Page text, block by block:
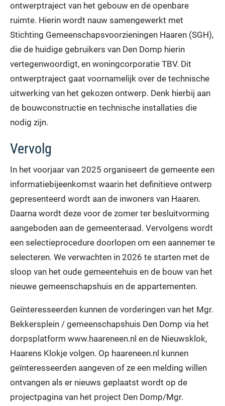
ontwerptraject van het gebouw en de openbare
ruimte. Hierin wordt nauw samengewerkt met
Stichting Gemeenschapsvoorzieningen Haaren (SGH),
die de huidige gebruikers van Den Domp hierin
vertegenwoordigt, en woningcorporatie TBV. Dit
ontwerptraject gaat voornamelijk over de technische
uitwerking van het gekozen ontwerp. Denk hierbij aan
de bouwconstructie en technische installaties die
nodig zijn.
Vervolg
In het voorjaar van 2025 organiseert de gemeente een
informatiebijeenkomst waarin het definitieve ontwerp
gepresenteerd wordt aan de inwoners van Haaren.
Daarna wordt deze voor de zomer ter besluitvorming
aangeboden aan de gemeenteraad. Vervolgens wordt
een selectieprocedure doorlopen om een aannemer te
selecteren. We verwachten in 2026 te starten met de
sloop van het oude gemeentehuis en de bouw van het
nieuwe gemeenschapshuis en de appartementen.
Geïnteresseerden kunnen de vorderingen van het Mgr.
Bekkersplein / gemeenschapshuis Den Domp via het
dorpsplatform www.haareneen.nl en de Nieuwsklok,
Haarens Klokje volgen. Op haareneen.nl kunnen
geïnteresseerden aangeven of ze een melding willen
ontvangen als er nieuws geplaatst wordt op de
projectpagina van het project Den Domp/Mgr.